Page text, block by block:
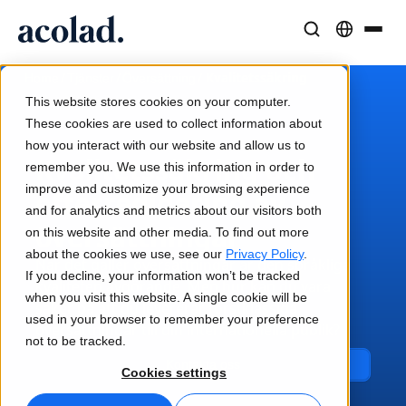
This website stores cookies on your computer.
These cookies are used to collect information about
how you interact with our website and allow us to
remember you. We use this information in order to
improve and customize your browsing experience
and for analytics and metrics about our visitors both
on this website and other media. To find out more
about the cookies we use, see our Privacy Policy.
If you decline, your information won’t be tracked
when you visit this website. A single cookie will be
used in your browser to remember your preference
not to be tracked.
Cookies settings
Översättning
AI-hastighet, mänsklig precision
Tolkning
Sömlös kommunikation var som helst
Media och underhållning
Ta berättelser till varje skärm
Konsult- och outsourcingtjänster
Lia Translate
Omedelbara översättningar i linje med ert varumärke
Anslutning
Arbetsflödesintegration gjord enkel
AI-tolkning
Röstöversättning i realtid
Kvalitetssäkring
Kundcase
Verkliga resultat från våra kunder
Artiklar
Expertperspektiv på globalt innehåll
E-böcker
Fördjupande guider och strategier
Webbinarier on demand
Om Acolad
Hållbarhet
Partners
Nyheter
Kvalitetssäkring och
efterredigering av
översättningar
När det gäller översättningar är den språkliga
kvaliteten avgörande. Men hur kan du vara
säker på att du levererar förstklassiga
översättningar till din internationella publik?